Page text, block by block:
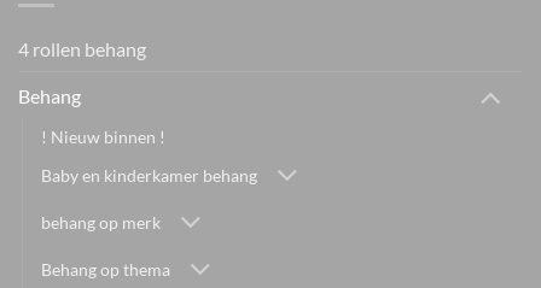
4 rollen behang
Behang
! Nieuw binnen !
Baby en kinderkamer behang
behang op merk
Behang op thema